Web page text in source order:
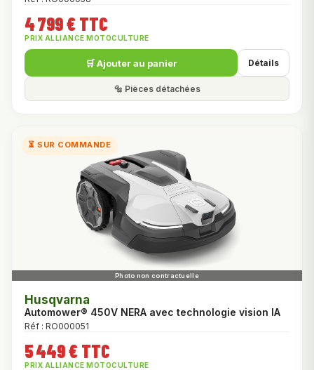
4 799 € TTC
PRIX ALLIANCE MOTOCULTURE
🛒 Ajouter au panier Détails
🔩 Pièces détachées
⏳ SUR COMMANDE
Husqvarna
Automower® 450V NERA avec technologie vision IA
Réf : RO000051
5 449 € TTC
PRIX ALLIANCE MOTOCULTURE